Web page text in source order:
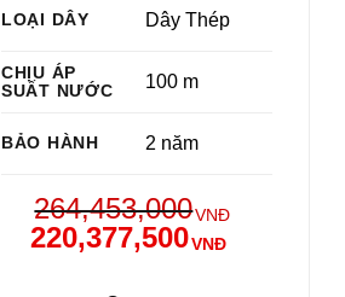
LOẠI DÂY Dây Thép
CHỊU ÁP
SUẤT NƯỚC
100 m
BẢO HÀNH 2 năm
264,453,000VNĐ
220,377,500VNĐ